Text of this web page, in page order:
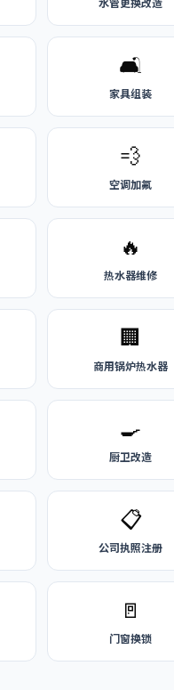
水管更换改造
🛋️
家具组装
💨
空调加氟
🔥
热水器维修
🏢
商用锅炉热水器
🍳
厨卫改造
📋
公司执照注册
🚪
门窗换锁